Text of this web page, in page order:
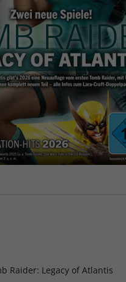
Raider: Legacy of Atlantis